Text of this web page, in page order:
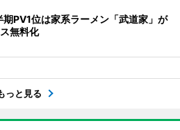
期PV1位は家系ラーメン「武道家」が
無料化
っと見る